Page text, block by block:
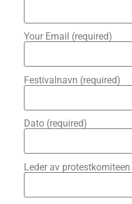
Your Email (required)
Festivalnavn (required)
Dato (required)
Leder av